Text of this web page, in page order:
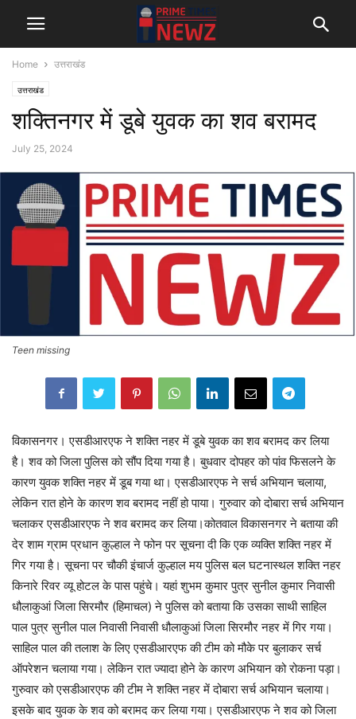
Home उत्तराखंड
उत्तराखंड
शक्तिनगर में डूबे युवक का शव बरामद
July 25, 2024
Teen missing
विकासनगर। एसडीआरएफ ने शक्ति नहर में डूबे युवक का शव बरामद कर लिया
है। शव को जिला पुलिस को सौंप दिया गया है। बुधवार दोपहर को पांव फिसलने के
कारण युवक शक्ति नहर में डूब गया था। एसडीआरएफ ने सर्च अभियान चलाया,
लेकिन रात होने के कारण शव बरामद नहीं हो पाया। गुरुवार को दोबारा सर्च अभियान
चलाकर एसडीआरएफ ने शव बरामद कर लिया।कोतवाल विकासनगर ने बताया की
देर शाम ग्राम प्रधान कुल्हाल ने फोन पर सूचना दी कि एक व्यक्ति शक्ति नहर में
गिर गया है। सूचना पर चौकी इंचार्ज कुल्हाल मय पुलिस बल घटनास्थल शक्ति नहर
किनारे रिवर व्यू होटल के पास पहुंचे। यहां शुभम कुमार पुत्र सुनील कुमार निवासी
धौलाकुआं जिला सिरमौर (हिमाचल) ने पुलिस को बताया कि उसका साथी साहिल
पाल पुत्र सुनील पाल निवासी निवासी धौलाकुआं जिला सिरमौर नहर में गिर गया।
साहिल पाल की तलाश के लिए एसडीआरएफ की टीम को मौके पर बुलाकर सर्च
ऑपरेशन चलाया गया। लेकिन रात ज्यादा होने के कारण अभियान को रोकना पड़ा।
गुरुवार को एसडीआरएफ की टीम ने शक्ति नहर में दोबारा सर्च अभियान चलाया।
इसके बाद युवक के शव को बरामद कर लिया गया। एसडीआरएफ ने शव को जिला